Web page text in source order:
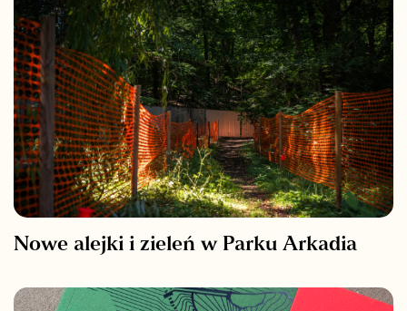
Nowe alejki i zieleń w Parku Arkadia